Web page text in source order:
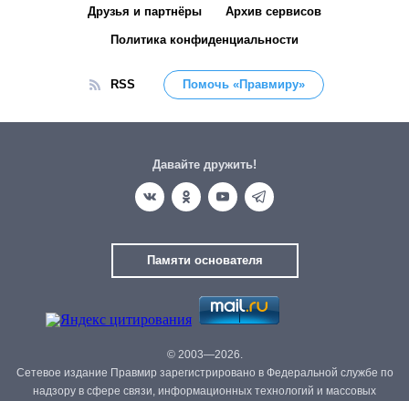
Друзья и партнёры Архив сервисов
Политика конфиденциальности
RSS Помочь «Правмиру»
Давайте дружить!
Памяти основателя
© 2003—2026.
Сетевое издание Правмир зарегистрировано в Федеральной службе по
надзору в сфере связи, информационных технологий и массовых